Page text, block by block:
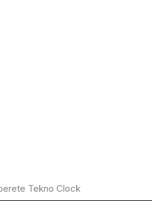
Tekno Clock